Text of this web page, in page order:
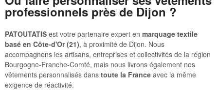
professionnels près de Dijon ?
PATOUTATIS est votre partenaire expert en marquage textile
basé en Côte-d'Or (21), à proximité de Dijon. Nous
accompagnons les artisans, entreprises et collectivités de la région
Bourgogne-Franche-Comté, mais nous livrons également nos
vêtements personnalisés dans toute la France avec la même
exigence de réactivité.